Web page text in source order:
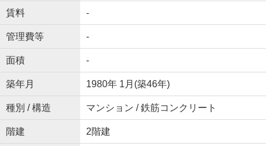
賃料 -
管理費等 -
面積 -
築年月 1980年 1月(築46年)
種別 / 構造 マンション / 鉄筋コンクリート
階建 2階建